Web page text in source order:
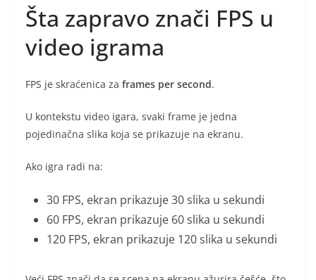
Šta zapravo znači FPS u
video igrama
FPS je skraćenica za frames per second.
U kontekstu video igara, svaki frame je jedna
pojedinačna slika koja se prikazuje na ekranu.
Ako igra radi na:
30 FPS, ekran prikazuje 30 slika u sekundi
60 FPS, ekran prikazuje 60 slika u sekundi
120 FPS, ekran prikazuje 120 slika u sekundi